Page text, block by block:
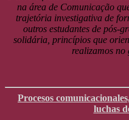
na área de Comunicação
trajetória investigativa de
outros estudantes de pós-
solidária, princípios que
realizamos no
Procesos
luchas